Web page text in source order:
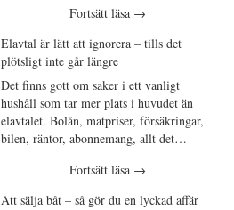
Fortsätt läsa →
Elavtal är lätt att ignorera – tills det
plötsligt inte går längre
Det finns gott om saker i ett vanligt
hushåll som tar mer plats i huvudet än
elavtalet. Bolån, matpriser, försäkringar,
bilen, räntor, abonnemang, allt det…
Fortsätt läsa →
Att sälja båt – så gör du en lyckad affär